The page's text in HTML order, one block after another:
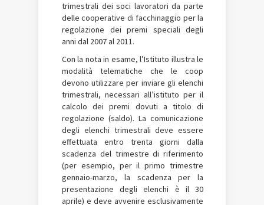
trimestrali dei soci lavoratori da parte
delle cooperative di facchinaggio per la
regolazione dei premi speciali degli
anni dal 2007 al 2011.
Con la nota in esame, l’Istituto illustra le
modalità telematiche che le coop
devono utilizzare per inviare gli elenchi
trimestrali, necessari all’istituto per il
calcolo dei premi dovuti a titolo di
regolazione (saldo). La comunicazione
degli elenchi trimestrali deve essere
effettuata entro trenta giorni dalla
scadenza del trimestre di riferimento
(per esempio, per il primo trimestre
gennaio-marzo, la scadenza per la
presentazione degli elenchi è il 30
aprile) e deve avvenire esclusivamente